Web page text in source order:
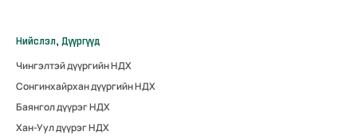
Нийслэл, Дүүргүүд
Чингэлтэй дүүргийн НДХ
Сонгинхайрхан дүүргийн НДХ
Баянгол дүүрэг НДХ
Хан-Уул дүүрэг НДХ